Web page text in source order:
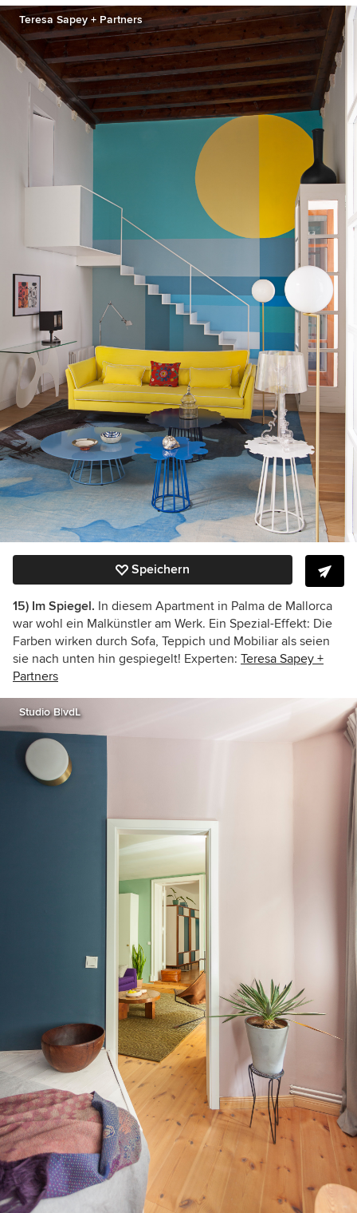
Teresa Sapey + Partners
Speichern
15) Im Spiegel. In diesem Apartment in Palma de Mallorca
war wohl ein Malkünstler am Werk. Ein Spezial-Effekt: Die
Farben wirken durch Sofa, Teppich und Mobiliar als seien
sie nach unten hin gespiegelt! Experten: Teresa Sapey +
Partners
Studio B|vdL